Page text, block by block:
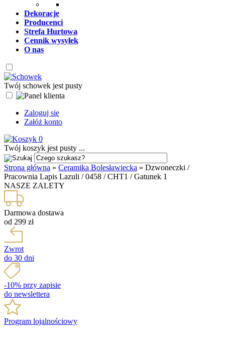
Dekoracje
Producenci
Strefa Hurtowa
Cennik wysyłek
O nas
Twój schowek jest pusty
Zaloguj się
Załóż konto
0
Twój koszyk jest pusty ...
Strona główna » Ceramika Bolesławiecka » Dzwoneczki /
Pracownia Lapis Lazuli / 0458 / CHT1 / Gatunek 1
NASZE ZALETY
Darmowa dostawa
od 299 zł
Zwrot
do 30 dni
-10% przy zapisie
do newslettera
Program lojalnościowy